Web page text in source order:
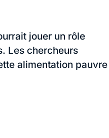
jouer un rôle
Les chercheurs
alimentation pauvre